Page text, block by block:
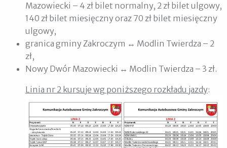
Mazowiecki – 4 zł bilet normalny, 2 zł bilet ulgowy,
140 zł bilet miesięczny oraz 70 zł bilet miesięczny
ulgowy,
granica gminy Zakroczym ↔ Modlin Twierdza – 2
zł,
Nowy Dwór Mazowiecki ↔ Modlin Twierdza – 3 zł.
Linia nr 2 kursuje wg poniższego rozkładu jazdy: